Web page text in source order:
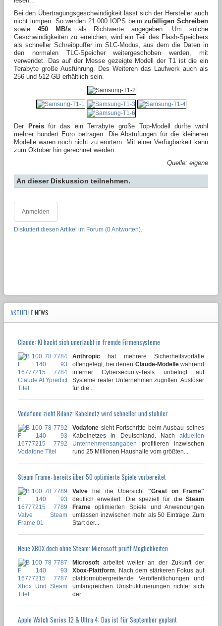
Bei den Übertragungsgeschwindigkeit lässt sich der Hersteller auch
nicht lumpen. So werden 21.000 IOPS beimzufälligen Schreiben
sowie 450 MB/sals Richtwerte angegeben. Um solche
Geschwindigkeiten zu erreichen, wird ein Teil des Flash-Speichers
als schneller Schreibpuffer im SLC-Modus, aus dem die Daten in
den normalen TLC-Speicher weitergeschoben werden, mit
verwendet. Das auf der Messe gezeigte Modell der T1 ist die ein
Terabyte große Ausführung. Des Weiteren das Laufwerk auch als
256 und 512 GB erhältlich sein.
Der Preisfür das ein Terrabyte große Top-Modell dürfte wohl
mehrer hundert Euro betragen. Die Abstufungen für die kleineren
Modelle waren noch nicht zu erörtern. Mit einer Verfügbarkeit kann
zum Oktober hin gerechnet werden.
Quelle: eigene
An dieser Diskussion teilnehmen.
Anmelden
Diskutiert diesen Artikel im Forum (0 Antworten).
AKTUELLENEWS
Claude: KI hackt sich unerlaubt in fremde Firmensysteme
Anthropic hat mehrere Sicherheitsvorfälle
offengelegt, bei denen Claude-Modellewährend
interner Cybersecurity-Tests unbefugt auf
Systeme realer Unternehmen zugriffen. Auslöser
für die...
Vodafone zieht Bilanz: Kabelnetz wird schneller und stabiler
Vodafone sieht Fortschritte beim Ausbau seines
Kabelnetzes in Deutschland. Nach aktuellen
Unternehmensangaben profitieren inzwischen
rund 25 Millionen Haushalte vom größten...
Steam Frame: bereits über 50 optimierte Spiele vorbereitet
Valve hat die Übersicht "Great on Frame"
deutlich erweitert: Die speziell für die Steam
Frame optimierten Spiele und Anwendungen
umfassen inzwischen mehr als 50 Einträge. Zum
Start der...
Neue XBOX doch ohne Steam: Microsoft prüft Möglichkeiten
Microsoft arbeitet weiter an der Zukunft der
Xbox-Plattform . Nach dem stärkeren Fokus auf
plattformübergreifende Veröffentlichungen und
umfangreichen Umstrukturierungen richtet sich
der...
Apple Watch Series 12 & Ultra 4: Das ist für September geplant